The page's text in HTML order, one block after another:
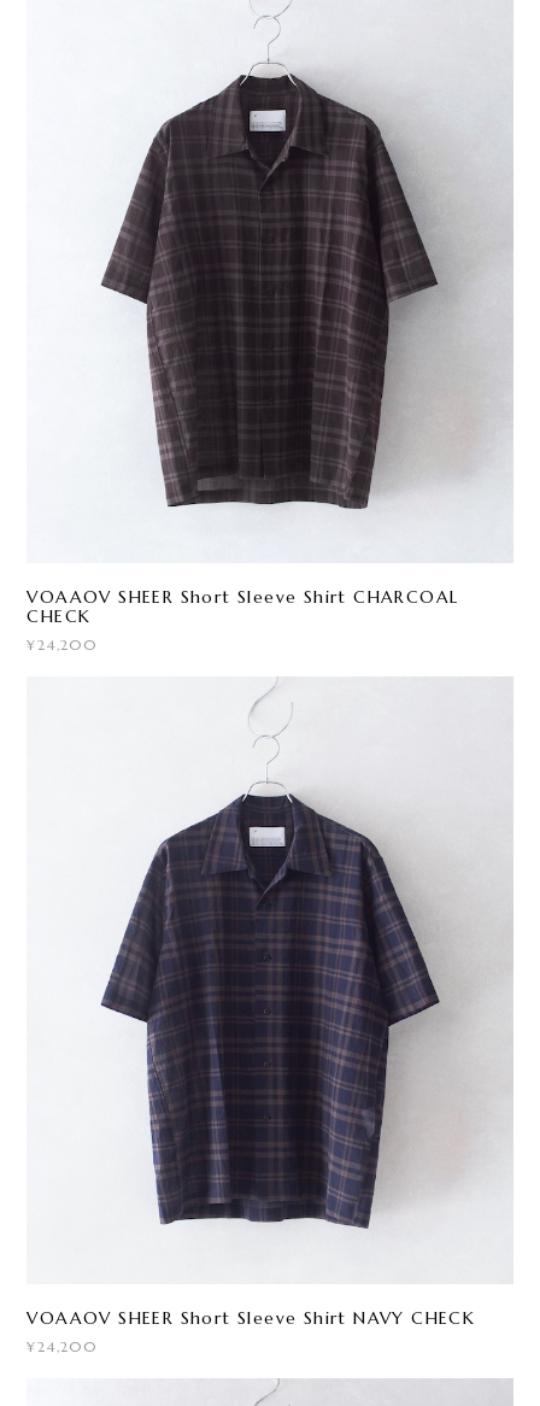
VOAAOV SHEER Short Sleeve Shirt CHARCOAL
CHECK
¥24,200
VOAAOV SHEER Short Sleeve Shirt NAVY CHECK
¥24,200